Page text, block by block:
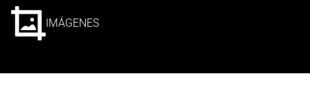
IMÁGENES